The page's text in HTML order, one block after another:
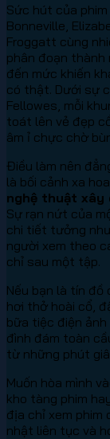
Sức hút của
Bonneville,
Froggatt cùng
phân đoạn
đến mức khiến
có thật. Dưới sự
Fellowes, mỗi
toát lên vẻ đẹp
âm ỉ chực chờ
Điều làm nên
là bối cảnh xa
nghệ thuật xây
Sự rạn nứt của
chi tiết tưởng
người xem theo
chỉ sau một tập.
Nếu bạn là tín đồ
hơi thở hoài cổ,
bữa tiệc điện
đình đám toàn
từ những phút
Muốn hòa mình
kho tàng phim
địa chỉ xem
nhật liên tục và